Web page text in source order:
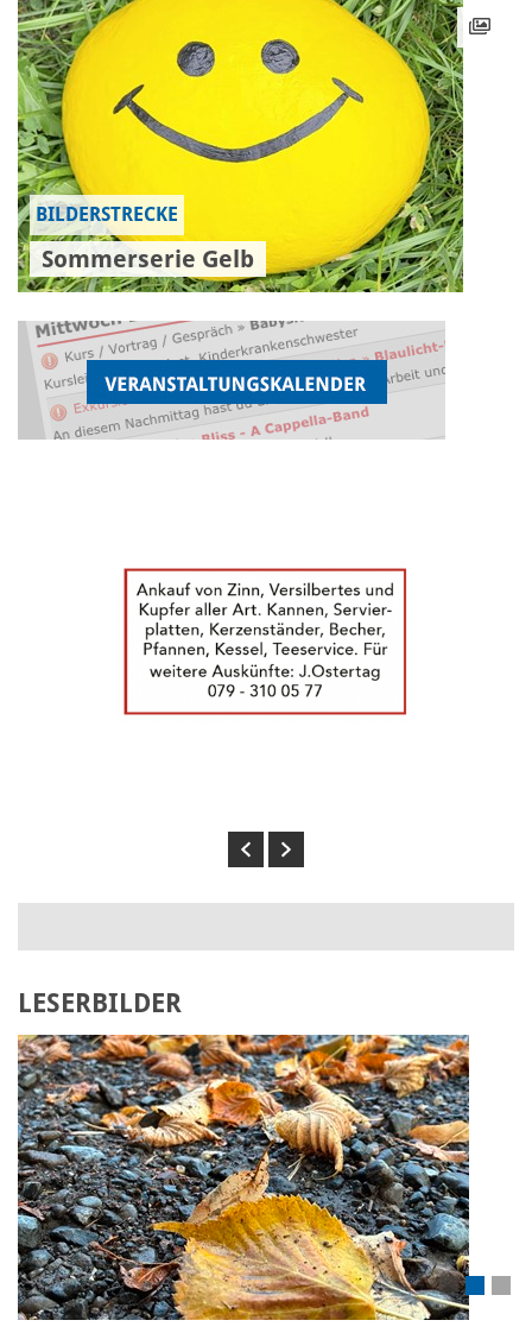
BILDERSTRECKE
Sommerserie Gelb
Previous
Next
LESERBILDER
Laden Sie Ihr eigenes Bild hoch